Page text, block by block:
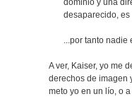
dominio y una
desaparecido,
...por tanto nadie
A ver, Kaiser, yo me
derechos de imagen
meto yo en un lío, o